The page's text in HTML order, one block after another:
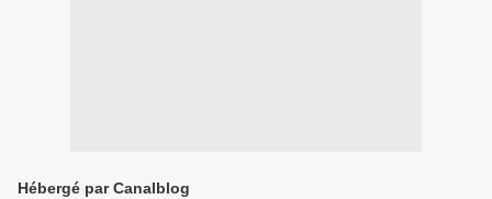
Hébergé par Canalblog